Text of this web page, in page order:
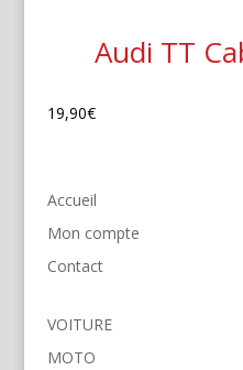
Audi TT
19,90€
Accueil
Mon compte
Contact
VOITURE
MOTO